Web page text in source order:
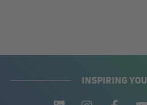
INSPIRING YOU